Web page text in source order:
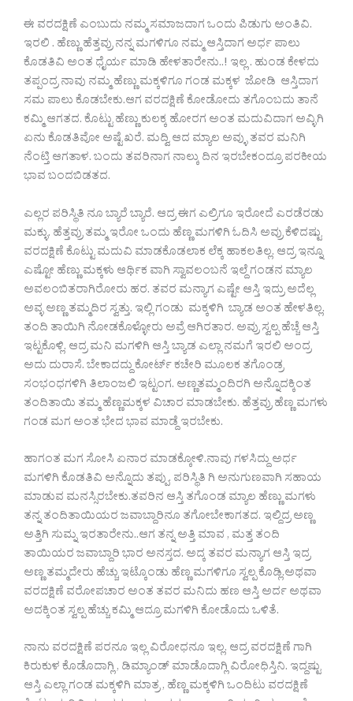
ಈ ವರದಕ್ಷಿಣೆ ಎಂಬುದು ನಮ್ಮ ಸಮಾಜದಾಗ ಒಂದು ಪಿಡುಗು ಅಂತಿವಿ.
ಇರಲಿ . ಹೆಣ್ಣು ಹೆತ್ತವ್ರು ನನ್ನ ಮಗಳಿಗೂ ನಮ್ಮ ಆಸ್ತಿದಾಗ ಅರ್ಧ ಪಾಲು
ಕೊಡತಿವಿ ಅಂತ ಧೈರ್ಯ ಮಾಡಿ ಹೇಳತಾರೇನು..! ಇಲ್ಲ . ಹುಂಡ ಕೇಳದು
ತಪ್ಪಂದ್ರ ನಾವು ನಮ್ಮ ಹೆಣ್ಣು ಮಕ್ಕಳಿಗೂ ಗಂಡ ಮಕ್ಕಳ ಜೋಡಿ ಆಸ್ತಿದಾಗ
ಸಮ ಪಾಲು ಕೊಡಬೇಕು.ಆಗ ವರದಕ್ಷಿಣೆ ಕೋಡೋದು ತಗೊಂಬದು ತಾನೆ
ಕಮ್ಮಿ ಆಗತದ. ಕೊಟ್ಟು ಹೆಣ್ಣು ಕುಲಕ್ಕ ಹೋರಗ ಅಂತ ಮದುವಿದಾಗ ಅವ್ಳಿಗಿ
ಏನು ಕೊಡತಿವೋ ಅಷ್ಟೆ ಖರೆ. ಮದ್ವಿ ಆದ ಮ್ಯಾಲ ಅವ್ಳು ತವರ ಮನಿಗಿ
ನೆಂಟ್ತಿ ಆಗತಾಳ. ಬಂದು ತವರಿನಾಗ ನಾಲ್ಕು ದಿನ ಇರಬೇಕಂದ್ರೂ ಪರಕೀಯ
ಭಾವ ಬಂದಬಿಡತದ.
ಎಲ್ಲರ ಪರಿಸ್ಥಿತಿ ನೂ ಬ್ಯಾರೆ ಬ್ಯಾರೆ. ಆದ್ರ ಈಗ ಎಲ್ರಿಗೂ ಇರೋದೆ ಎರಡೆರಡು
ಮಕ್ಳು. ಹೆತ್ತವ್ರು ತಮ್ಮ ಇರೋ ಒಂದು ಹೆಣ್ಣ ಮಗಳಿಗಿ ಓದಿಸಿ ಅವ್ರು ಕೆಳಿದಷ್ಟು
ವರದಕ್ಷಿಣೆ ಕೊಟ್ಟು ಮದುವಿ ಮಾಡಕೊಡಲಾಕ ಲೆಕ್ಕ ಹಾಕಲತಿಲ್ಲ. ಆದ್ರ ಇನ್ನೂ
ಎಷ್ಟೋ ಹೆಣ್ಣು ಮಕ್ಕಳು ಆರ್ಥಿಕ ವಾಗಿ ಸ್ವಾವಲಂಬನೆ ಇಲ್ದೆ ಗಂಡನ ಮ್ಯಾಲ
ಅವಲಂಬಿತರಾಗಿರೋರು ಹರ. ತವರ ಮನ್ಯಾಗ ಎಷ್ಟೇ ಆಸ್ತಿ ಇದ್ರು ಅದೆಲ್ಲ
ಅವ್ಳ ಅಣ್ಣ ತಮ್ಮದಿರ ಸ್ವತ್ತು. ಇಲ್ಲಿ ಗಂಡು ಮಕ್ಕಳಿಗಿ ಬ್ಯಾಡ ಅಂತ ಹೇಳತಿಲ್ಲ.
ತಂದಿ ತಾಯಿಗಿ ನೋಡಕೊಳ್ಳೋರು ಅವ್ರೆ ಆಗಿರತಾರ. ಅವ್ರು ಸ್ವಲ್ಪ ಹೆಚ್ಚೆ ಆಸ್ತಿ
ಇಟ್ಟಕೊಳ್ಲಿ. ಆದ್ರ ಮನಿ ಮಗಳಿಗಿ ಆಸ್ತಿ ಬ್ಯಾಡ ಎಲ್ಲಾ ನಮಗೆ ಇರಲಿ ಅಂದ್ರ
ಅದು ದುರಾಸೆ. ಬೇಕಾದದ್ದು ಕೋರ್ಟ್ ಕಚೇರಿ ಮೂಲಕ ತಗೊಂಡ್ರ
ಸಂಭಂಧಗಳಿಗಿ ತಿಲಾಂಜಲಿ ಇಟ್ಟಂಗ. ಅಣ್ಣತಮ್ಮಂದಿರಗಿ ಅನ್ನೊದಕ್ಕಿಂತ
ತಂದಿತಾಯಿ ತಮ್ಮ ಹೆಣ್ಣಮಕ್ಕಳ ವಿಚಾರ ಮಾಡಬೇಕು. ಹೆತ್ತವ್ರು ಹೆಣ್ಣ ಮಗಳು
ಗಂಡ ಮಗ ಅಂತ ಭೇದ ಭಾವ ಮಾಡ್ದೆ ಇರಬೇಕು.
ಹಾಗಂತ ಮಗ ಸೋಸಿ ಏನಾರ ಮಾಡಕ್ಕೋಳಿ.ನಾವು ಗಳಸಿದ್ದು ಅರ್ಧ
ಮಗಳಿಗಿ ಕೊಡತಿವಿ ಅನ್ನೊದು ತಪ್ಪು. ಪರಿಸ್ಥಿತಿ ಗಿ ಅನುಗುಣವಾಗಿ ಸಹಾಯ
ಮಾಡುವ ಮನಸ್ಸಿರಬೇಕು.ತವರಿನ ಆಸ್ತಿ ತಗೊಂಡ ಮ್ಯಾಲ ಹೆಣ್ಣು ಮಗಳು
ತನ್ನ ತಂದಿತಾಯಿಯರ ಜವಾಬ್ದಾರಿನೂ ತಗೋಬೇಕಾಗತದ. ಇಲ್ದಿದ್ರ ಅಣ್ಣ
ಅತ್ತಿಗಿ ಸುಮ್ನ ಇರತಾರೇನು..ಆಗ ತನ್ನ ಅತ್ತಿ ಮಾವ , ಮತ್ತ ತಂದಿ
ತಾಯಿಯರ ಜವಾಬ್ದಾರಿ ಭಾರ ಅನಸ್ತದ. ಅದ್ಕ ತವರ ಮನ್ಯಾಗ ಆಸ್ತಿ ಇದ್ರ
ಅಣ್ಣ ತಮ್ಮದೇರು ಹೆಚ್ಚು ಇಟ್ಕೊಂಡು ಹೆಣ್ಣ ಮಗಳಿಗೂ ಸ್ವಲ್ಪ ಕೊಡ್ಲಿ.ಅಥವಾ
ವರದಕ್ಷಿಣೆ ವರೋಪಚಾರ ಅಂತ ತವರ ಮನಿದು ಹಣ ಆಸ್ತಿ ಅರ್ದ ಅಥವಾ
ಅದಕ್ಕಿಂತ ಸ್ವಲ್ಪ ಹೆಚ್ಚು ಕಮ್ಮಿ ಆದ್ರೂ ಮಗಳಿಗಿ ಕೋಡೊದು ಒಳಿತೆ.
ನಾನು ವರದಕ್ಷಿಣೆ ಪರನೂ ಇಲ್ಲ ವಿರೋಧನೂ ಇಲ್ಲ. ಆದ್ರ ವರದಕ್ಷಿಣೆ ಗಾಗಿ
ಕಿರುಕುಳ ಕೊಡೊದಾಗ್ಲಿ , ಡಿಮ್ಯಾಂಡ್ ಮಾಡೊದಾಗ್ಲಿ ವಿರೋಧಿಸ್ತಿನಿ. ಇದ್ದಷ್ಟು
ಆಸ್ತಿ ಎಲ್ಲಾ ಗಂಡ ಮಕ್ಕಳಿಗಿ ಮಾತ್ರ , ಹೆಣ್ಣ ಮಕ್ಕಳಿಗಿ ಒಂದಿಟು ವರದಕ್ಷಿಣೆ